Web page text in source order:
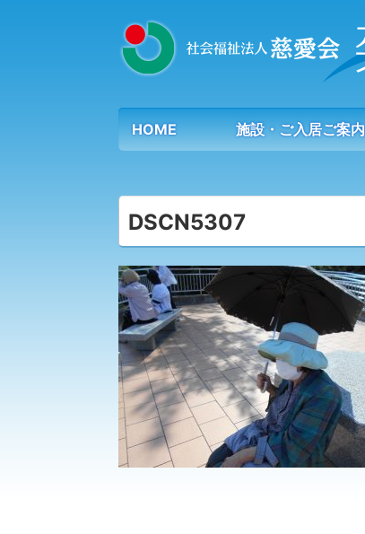
HOME 施設・ご入居ご案内
DSCN5307